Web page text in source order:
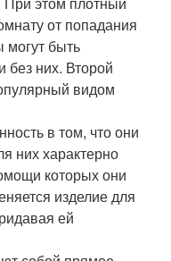
от попадания
могут быть
без них. Второй
видом
в том, что они
них характерно
которых они
изделие для
ей